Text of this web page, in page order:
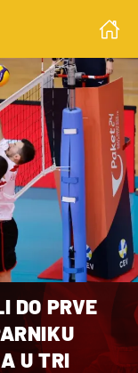
DO PRVE
U TRI